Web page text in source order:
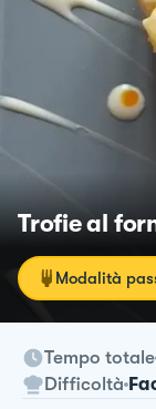
Trofie al
Modalità
Tempo totale
Difficoltà